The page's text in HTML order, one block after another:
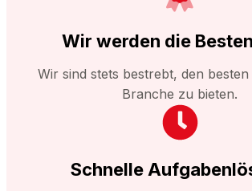
Wir werden die
Wir sind stets bestrebt, den
Branche zu bieten.
Schnelle